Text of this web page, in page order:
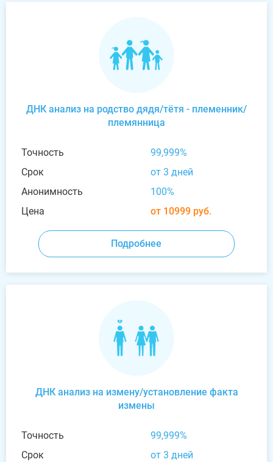
ДНК анализ на родство дядя/тётя - племенник/
племянница
Точность
99,999%
Срок
от 3 дней
Анонимность
100%
Цена
от 10999 руб.
Подробнее
ДНК анализ на измену/установление факта
измены
Точность
99,999%
Срок
от 3 дней